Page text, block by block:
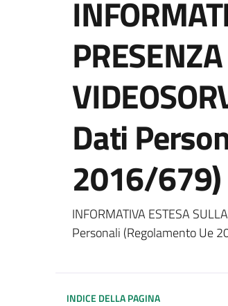
Dati
2016/679)
Dettagli del
INFORMATIVA ESTESA
Personali (Regolamento Ue
INDICE DELLA PAGINA